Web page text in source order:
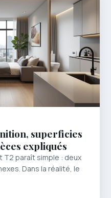
superficies
expliqués
T2 paraît simple : deux
Dans la réalité, le